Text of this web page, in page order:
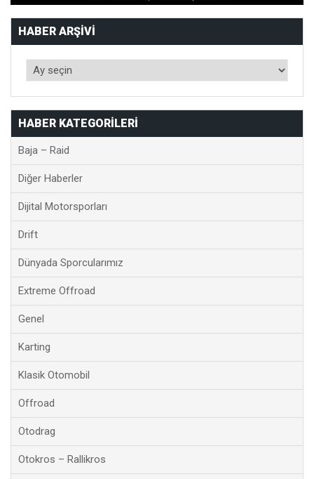
HABER ARŞIVI
HABER KATEGORILERI
Baja – Raid
Diğer Haberler
Dijital Motorsporları
Drift
Dünyada Sporcularımız
Extreme Offroad
Genel
Karting
Klasik Otomobil
Offroad
Otodrag
Otokros – Rallikros